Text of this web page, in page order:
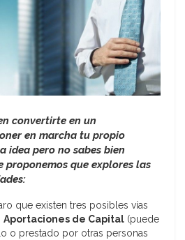
convertirte en un
en marcha tu propio
idea pero no sabes bien
proponemos que explores las
que existen tres posibles vías
Aportaciones de Capital (puede
o prestado por otras personas